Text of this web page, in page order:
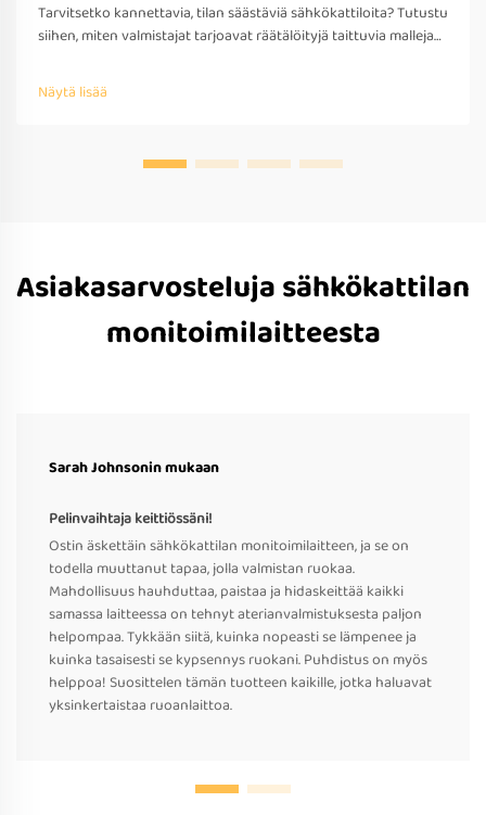
Tarvitsetko kannettavia, tilan säästäviä sähkökattiloita? Tutustu
siihen, miten valmistajat tarjoavat räätälöityjä taittuvia malleja
kansainvälinen yhteensopivuus. Pyydä tarjous jo tänään.
Näytä lisää
Asiakasarvosteluja sähkökattilan
monitoimilaitteesta
Sarah Johnsonin mukaan
Pelinvaihtaja keittiössäni!
Ostin äskettäin sähkökattilan monitoimilaitteen, ja se on
todella muuttanut tapaa, jolla valmistan ruokaa.
Mahdollisuus hauhduttaa, paistaa ja hidaskeittää kaikki
samassa laitteessa on tehnyt aterianvalmistuksesta paljon
helpompaa. Tykkään siitä, kuinka nopeasti se lämpenee ja
kuinka tasaisesti se kypsennys ruokani. Puhdistus on myös
helppoa! Suosittelen tämän tuotteen kaikille, jotka haluavat
yksinkertaistaa ruoanlaittoa.